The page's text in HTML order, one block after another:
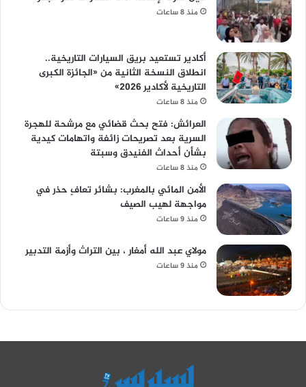
منذ 8 ساعات
أكادير تستعيد بريق السيارات التاريخية..
انطلاق النسخة الثانية من «الجائزة الكبرى
التاريخية لأكادير 2026»
منذ 8 ساعات
العرائش: فتح بحث قضائي مع مرشحة للهجرة
السرية بعد تصريحات زائفة واتهامات كيدية
بشأن أحداث الفنيدق وسبتة
منذ 8 ساعات
الأمن المائي بالمغرب: بشائر تعافٍ حذر في
مواجهة لهيب الصيف
منذ 9 ساعات
مولاي عبد الله أمغار ، بين التراث وأزمة التدبير
منذ 9 ساعات